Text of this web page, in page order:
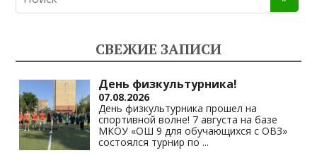
o
as
s
ni
ki
gr
a
m
s
A
p
p
y
Li
n
k
СВЕЖИЕ ЗАПИСИ
День физкультурника!
07.08.2026
День физкультурника прошел на
спортивной волне! 7 августа на базе
МКОУ «ОШ 9 для обучающихся с ОВЗ»
состоялся турнир по ...